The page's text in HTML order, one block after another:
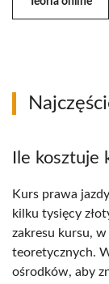
Ile
Kurs prawa
kilku tysięcy
zakresu kursu,
teoretycznych.
ośrodków, aby